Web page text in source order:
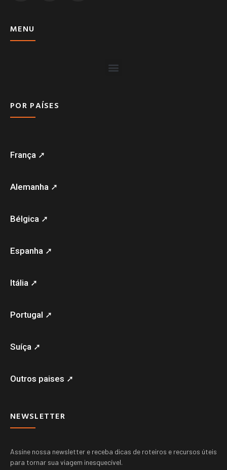
MENU
POR PAÍSES
França ➚
Alemanha ➚
Bélgica ➚
Espanha ➚
Itália ➚
Portugal ➚
Suíça ➚
Outros paises ➚
NEWSLETTER
Assine nossa newsletter e receba dicas de roteiros e recursos úteis
para tornar sua viagem inesquecível.